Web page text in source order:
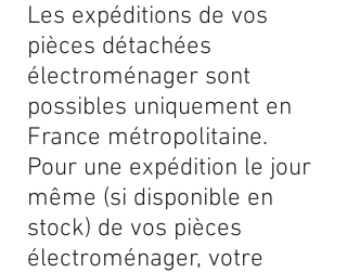
Les expéditions de vos
pièces détachées
électroménager sont
possibles uniquement en
France métropolitaine.
Pour une expédition le jour
même (si disponible en
stock) de vos pièces
électroménager, votre